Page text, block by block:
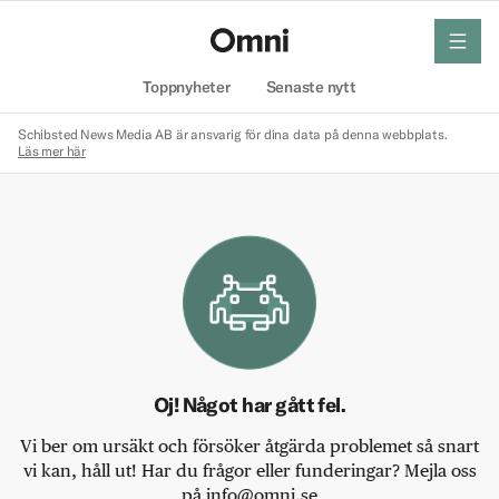
Toppnyheter Senaste nytt
meny
Schibsted News Media AB är ansvarig för dina data på denna webbplats.
Läs mer här
Oj! Något har gått fel.
Vi ber om ursäkt och försöker åtgärda problemet så snart
vi kan, håll ut! Har du frågor eller funderingar? Mejla oss